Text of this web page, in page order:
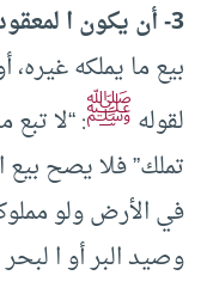
3- أن يكون ا لمعقود عليه مملوكا لصاحبه:
بيع ما يملكه غيره،
لقولهﷺ: “لا تبع
تملك” فلا يصح بيع
في الأرض ولو
وصيد البر أو ا